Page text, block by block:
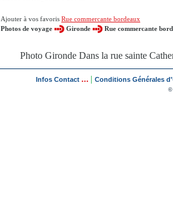
Ajouter à vos favoris Rue commercante bordeaux
Photos de voyage
Gironde Rue commercante
Photo Gironde Dans la rue sainte
Infos Contact ... Conditions Générales
©